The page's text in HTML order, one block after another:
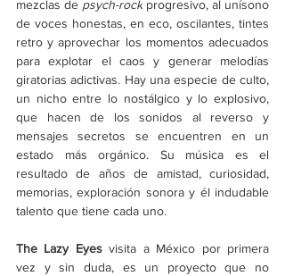
mezclas de psych-rock progresivo, al unísono
de voces honestas, en eco, oscilantes, tintes
retro y aprovechar los momentos adecuados
para explotar el caos y generar melodías
giratorias adictivas. Hay una especie de culto,
un nicho entre lo nostálgico y lo explosivo,
que hacen de los sonidos al reverso y
mensajes secretos se encuentren en un
estado más orgánico. Su música es el
resultado de años de amistad, curiosidad,
memorias, exploración sonora y él indudable
talento que tiene cada uno.
The Lazy Eyes visita a México por primera
vez y sin duda, es un proyecto que no